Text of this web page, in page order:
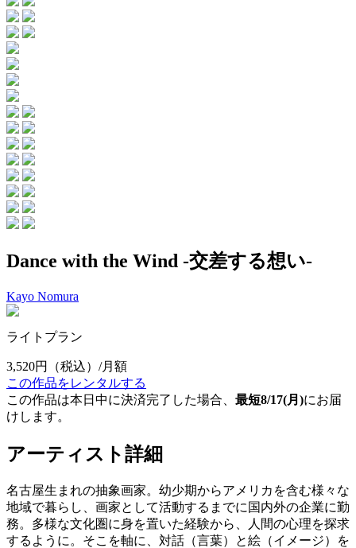
Dance with the Wind -交差する想い-
Kayo Nomura
ライトプラン
3,520円
（税込）/月額
この作品をレンタルする
この作品は本日中に決済完了した場合、 最短8/17(月)にお届
けします。
アーティスト詳細
名古屋生まれの抽象画家。幼少期からアメリカを含む様々な
地域で暮らし、画家として活動するまでに国内外の企業に勤
務。多様な文化圏に身を置いた経験から、人間の心理を探求
するように。そこを軸に、対話（言葉）と絵（イメージ）を